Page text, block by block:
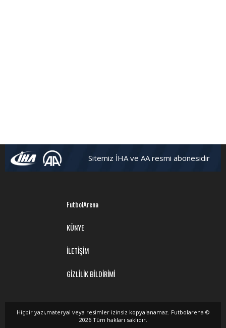
Sitemiz İHA ve AA resmi abonesidir
FutbolArena
KÜNYE
İLETİŞİM
GİZLİLİK BİLDİRİMİ
Hiçbir yazı,materyal veya resimler izinsiz kopyalanamaz. Futbolarena ©
2026 Tüm hakları saklıdır.